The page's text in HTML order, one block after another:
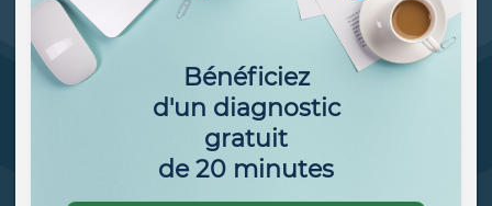
Bénéficiez
d'un diagnostic
gratuit
de 20 minutes